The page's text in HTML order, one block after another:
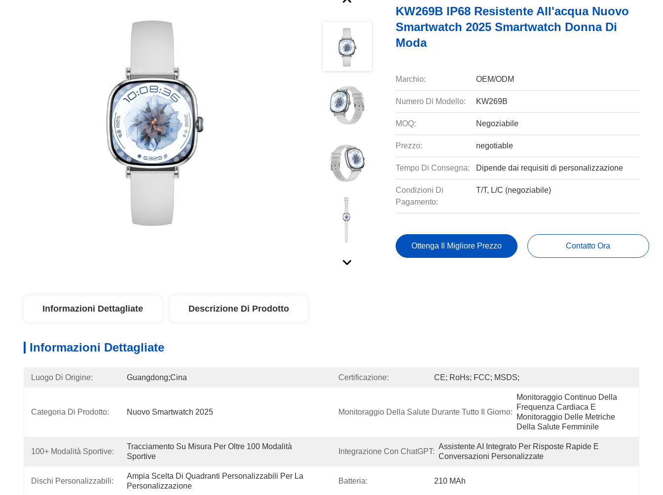
KW269B IP68 Resistente All'acqua Nuovo
Smartwatch 2025 Smartwatch Donna Di
Moda
Marchio: OEM/ODM
Numero Di Modello: KW269B
MOQ: Negoziabile
Prezzo: negotiable
Tempo Di Consegna: Dipende dai requisiti di personalizzazione
Condizioni Di
Pagamento:
T/T, L/C (negoziabile)
Ottenga Il Migliore Prezzo Contatto Ora
Informazioni Dettagliate Descrizione Di Prodotto
Informazioni Dettagliate
Luogo Di Origine: Guangdong;Cina Certificazione: CE; RoHs; FCC; MSDS;
Categoria Di Prodotto: Nuovo Smartwatch 2025 Monitoraggio Della Salute Durante Tutto Il Giorno:
Monitoraggio Continuo Della
Frequenza Cardiaca E
Monitoraggio Delle Metriche
Della Salute Femminile
100+ Modalità Sportive:
Tracciamento Su Misura Per Oltre 100 Modalità
Sportive
Integrazione Con ChatGPT:
Assistente AI Integrato Per Risposte Rapide E
Conversazioni Personalizzate
Dischi Personalizzabili:
Ampia Scelta Di Quadranti Personalizzabili Per La
Personalizzazione
Batteria: 210 MAh